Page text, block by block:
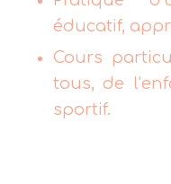
éducatif,
Cours
tous, de
sportif.